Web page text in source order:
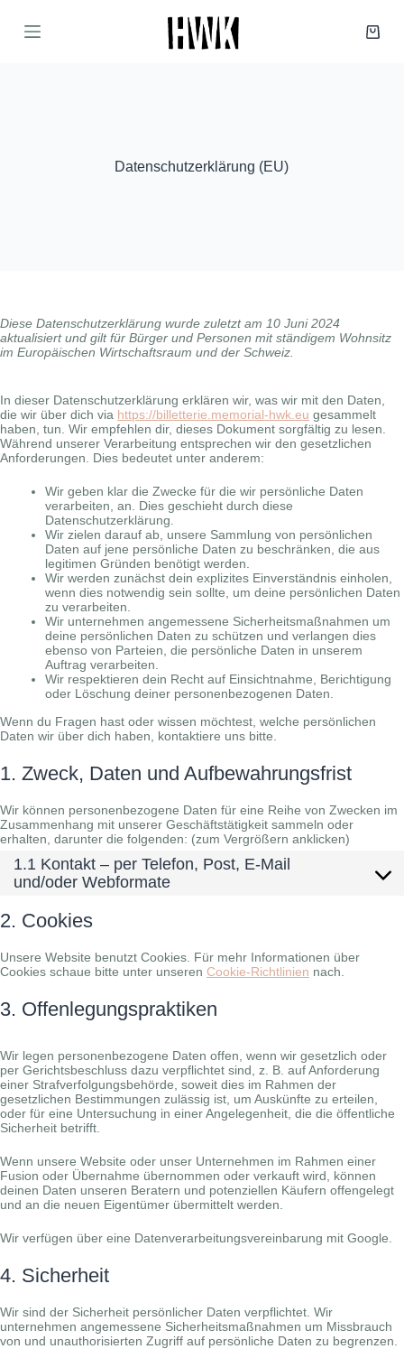
u
Datenschutzerklärung (EU)
Diese Datenschutzerklärung wurde zuletzt am 10 Juni 2024
aktualisiert und gilt für Bürger und Personen mit ständigem Wohnsitz
im Europäischen Wirtschaftsraum und der Schweiz.
In dieser Datenschutzerklärung erklären wir, was wir mit den Daten,
die wir über dich via https://billetterie.memorial-hwk.eu gesammelt
haben, tun. Wir empfehlen dir, dieses Dokument sorgfältig zu lesen.
Während unserer Verarbeitung entsprechen wir den gesetzlichen
Anforderungen. Dies bedeutet unter anderem:
Wir geben klar die Zwecke für die wir persönliche Daten
verarbeiten, an. Dies geschieht durch diese
Datenschutzerklärung.
Wir zielen darauf ab, unsere Sammlung von persönlichen
Daten auf jene persönliche Daten zu beschränken, die aus
legitimen Gründen benötigt werden.
Wir werden zunächst dein explizites Einverständnis einholen,
wenn dies notwendig sein sollte, um deine persönlichen Daten
zu verarbeiten.
Wir unternehmen angemessene Sicherheitsmaßnahmen um
deine persönlichen Daten zu schützen und verlangen dies
ebenso von Parteien, die persönliche Daten in unserem
Auftrag verarbeiten.
Wir respektieren dein Recht auf Einsichtnahme, Berichtigung
oder Löschung deiner personenbezogenen Daten.
Wenn du Fragen hast oder wissen möchtest, welche persönlichen
Daten wir über dich haben, kontaktiere uns bitte.
1. Zweck, Daten und Aufbewahrungsfrist
Wir können personenbezogene Daten für eine Reihe von Zwecken im
Zusammenhang mit unserer Geschäftstätigkeit sammeln oder
erhalten, darunter die folgenden: (zum Vergrößern anklicken)
1.1 Kontakt – per Telefon, Post, E-Mail
und/oder Webformate
2. Cookies
Unsere Website benutzt Cookies. Für mehr Informationen über
Cookies schaue bitte unter unseren Cookie-Richtlinien nach.
3. Offenlegungspraktiken
Wir legen personenbezogene Daten offen, wenn wir gesetzlich oder
per Gerichtsbeschluss dazu verpflichtet sind, z. B. auf Anforderung
einer Strafverfolgungsbehörde, soweit dies im Rahmen der
gesetzlichen Bestimmungen zulässig ist, um Auskünfte zu erteilen,
oder für eine Untersuchung in einer Angelegenheit, die die öffentliche
Sicherheit betrifft.
Wenn unsere Website oder unser Unternehmen im Rahmen einer
Fusion oder Übernahme übernommen oder verkauft wird, können
deinen Daten unseren Beratern und potenziellen Käufern offengelegt
und an die neuen Eigentümer übermittelt werden.
Wir verfügen über eine Datenverarbeitungsvereinbarung mit Google.
4. Sicherheit
Wir sind der Sicherheit persönlicher Daten verpflichtet. Wir
unternehmen angemessene Sicherheitsmaßnahmen um Missbrauch
von und unauthorisierten Zugriff auf persönliche Daten zu begrenzen.